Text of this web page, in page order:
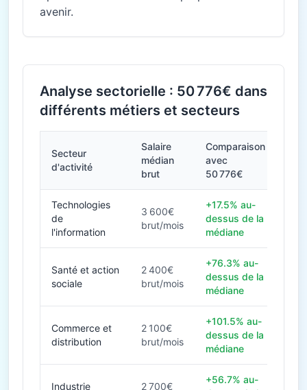
avenir.
Analyse sectorielle : 50 776€ dans
différents métiers et secteurs
Secteur
d'activité
Salaire
médian
brut
Comparaison
avec
50 776€
Technologies
de
l'information
3 600€
brut/mois
+17.5% au-
dessus de la
médiane
Santé et action
sociale
2 400€
brut/mois
+76.3% au-
dessus de la
médiane
Commerce et
distribution
2 100€
brut/mois
+101.5% au-
dessus de la
médiane
Industrie
2 700€
+56.7% au-